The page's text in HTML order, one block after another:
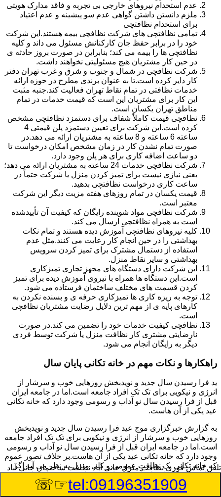
عدم استخدام نیروهای خارجی بی تجربه و فاقد مدارک هویتی
ملزم دانستن داشتن گواهی عدم سو پیشینه و عدم اعتیاد
برای استخدام نظافتچی
تمامی نظافتچی های شرکت نظافچی بیمه هستند.این شرکت
خود را در برابر حفظ جان کارکنانش مسئول می داند و کلیه
نظافتچی ها را بیمه می کند؛ بنابراین در صورت بروز حادثه ی
در حین کار مشتریان هیچ مسئولیتی نخواهند داشت.
شرکت نظافچی در شمال و جنوب و شرق و غرب تهران دفتر
کار دایر کرده است.تا به عنوان برندی مطرح در حوزه ارائه
خدمات نظافتی در تمام نقاط تهران فعالیت کند.جنبه مثبت
این کار برای مشتریان این است که قیمت خدمات در تمام
مناطق تهران یکسان است.
نظافچی قیمت کاملاً شفاف برای دستمزد نظافتچی مشخص
کرده است.این شرکت برای تعیین دستمزد پلن قیمتی 4
ساعته 6 ساعته و 8 ساعته به مشتریان ارائه می دهد.در
صورت تمام نشدن کار در زمان مشخص امکان درخواست تا
دو ساعت اضافه کاری برای هر پلن وجود دارد.
شرکت نظافچی خدمات 24 ساعته به مشتریان ارائه می دهد؛
یعنی نیازی نیست برای تمیز کردن منزل یا شرکت حتماً در
ساعت کاری درخواست نظافتچی بدهید.
قیمت یکسان در تمام روزهای هفته مزیت دیگر این شرکت
معتبر است.
شرکت نظافچی مواد شوینده رایگان که کیفیت آن تأییدشده
است به همراه نظافتچی ارسال می کند.
کلیه نیروهای نظافتچی آموزش دیده هستند و تمام نکات
بهداشتی را در حین انجام کار رعایت می کنند.مثل عدم
استفاده از دستمال مشترک برای تمیز کردن سرویس
بهداشتی و سایر نقاط منزل.
این شرکت دارای دستگاه های مجهز تجاری تمیزکاری
است.این دستگاه ها همراه با نیروی آموزش دیده برای تمیز
کردن قسمت های مختلف ساختمان فرستاده می شود.
توجه به ریزه کاری ها تمیزکاری حرفه ی و بسنده نکردن به
کارهای پایه ی از مهم ترین دلایل رضایت مشتریان نظافچی
است.
نظافچی کیفیت خدمات خود را تضمین می کند.در صورت
نارضایتی مشتری کار نظافت منزل یا شرکت توسط فردی
دیگر به رایگان انجام می شود.
راهکارها و نکات مهم در خانه تکانی پایان سال
ید فرا رسیدن سال جدید و نویدبخش روزهایی خوب و سرشار از
انرژی و نیکویی برای تک تک افراد جامعه است.اما در جامعه ایران
قبل از فرا رسیدن سال نو آداب و رسومی وجود دارد که خانه تکانی
عید یکی از آن هاست.
به گزارش خبرگزاری موج عید فرا رسیدن سال جدید و نویدبخش
روزهایی خوب و سرشار از انرژی و نیکویی برای تک تک افراد جامعه
است.اما در جامعه ایران قبل از فرا رسیدن سال نو آداب و رسومی
وجود دارد که خانه تکانی عید یکی از آن هاست.بر خلاف تصور عموم
که خانه تکانی یک نظافت عمومی و کلی منزل به نظر می آید اگر
بخواهیم به طور اصولی آن را انجام دهیم باید به برخی از نکات توجه
بیشتر داشته باشیم.
تلفن تماس فورینظافت منزل خانی آباد نظافت ساختمان خانی آباد
tel:09196351909
☞☏